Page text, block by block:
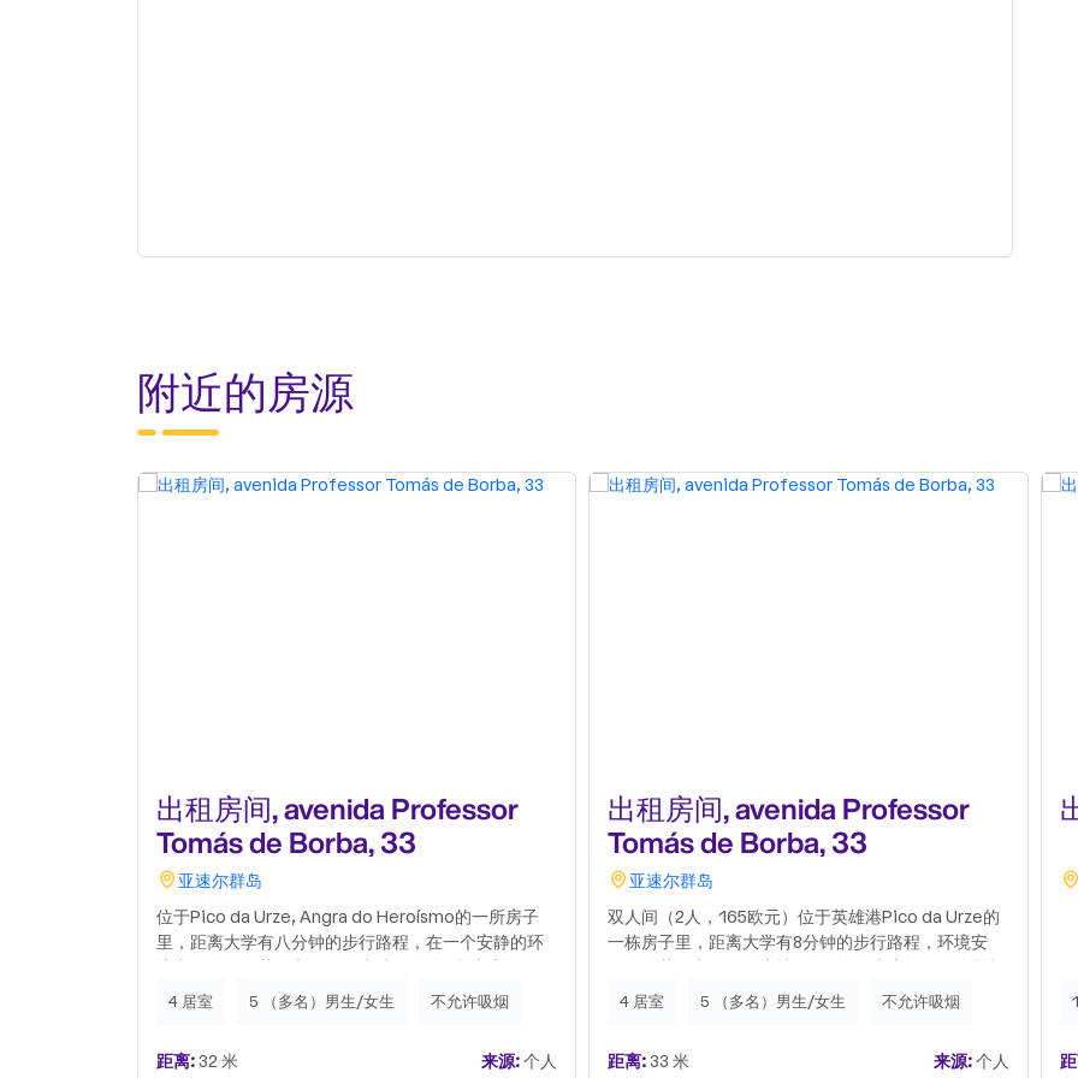
附近的房源
出租房间, avenida Professor
Tomás de Borba, 33
亚速尔群岛
位于Pico da Urze, Angra do Heroísmo的一所房子
里，距离大学有八分钟的步行路程，在一个安静的环
间单人间和1间双人间）。这些资源包括在每月费用
水的煤气费由住户分摊。房间配备一张床和换洗衣
4 居室 5 （多名）男生/女生 不允许吸烟
距离: 32 米 来源:个人
出租房间, avenida Professor
Tomás de Borba, 33
亚速尔群岛
双人间（2人，165欧元）位于英雄港Pico da Urze的
一栋房子里，距离大学有8分钟的步行路程，环境安
和 1 个双人）。这些资源包含在每月费用中：水、电
服、桌子、LED灯、轮椅、书架、抽屉柜和衣柜，融合
4 居室 5 （多名）男生/女生 不允许吸烟
距离: 33 米 来源:个人